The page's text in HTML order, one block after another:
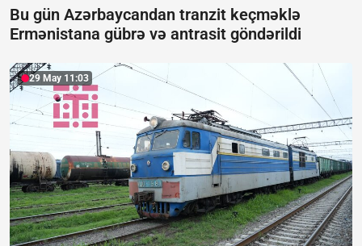
Bu gün Azərbaycandan tranzit keçməklə
Ermənistana gübrə və antrasit göndərildi
29 May 11:03